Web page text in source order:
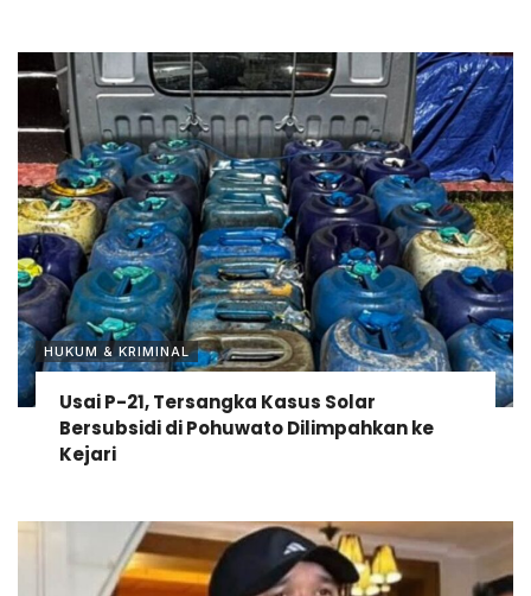
HUKUM & KRIMINAL
Usai P-21, Tersangka Kasus Solar
Bersubsidi di Pohuwato Dilimpahkan ke
Kejari